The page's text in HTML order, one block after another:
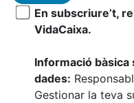
En subscriure’t,
VidaCaixa.
Informació
dades:
Gestionar la teva